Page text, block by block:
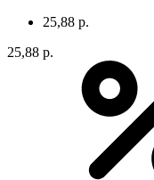
25,88 р.
25,88 р.